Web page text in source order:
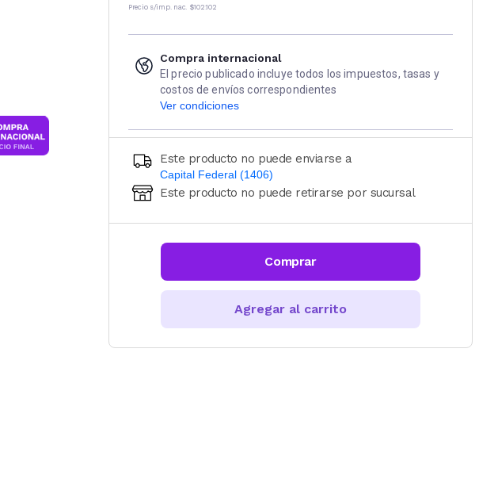
Precio s/imp. nac. $102.102
Compra internacional
El precio publicado incluye todos los impuestos, tasas y
costos de envíos correspondientes
Ver condiciones
Este producto no puede enviarse a
Capital Federal (1406)
Ingresá código postal (sólo números)
CALCULAR
Este producto no puede retirarse por sucursal
Comprar
Agregar al carrito